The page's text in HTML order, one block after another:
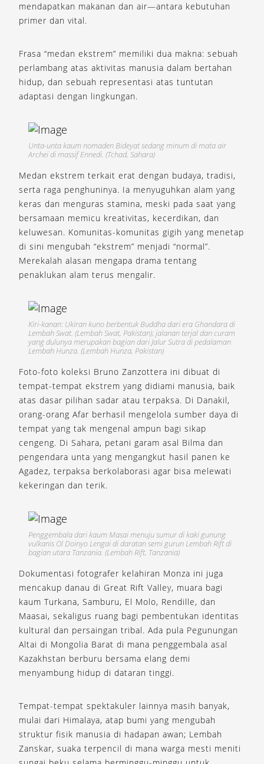
mendapatkan makanan dan air—antara kebutuhan
primer dan vital.
Frasa “medan ekstrem” memiliki dua makna: sebuah
perlambang atas aktivitas manusia dalam bertahan
hidup, dan sebuah representasi atas tuntutan
adaptasi dengan lingkungan.
Unta-unta kaum nomaden Bideyat sedang minum di mata air
Archei di massif Ennedi. (Tchad, Sahara)
Medan ekstrem terkait erat dengan budaya, tradisi,
serta raga penghuninya. Ia menyuguhkan alam yang
keras dan menguras stamina, meski pada saat yang
bersamaan memicu kreativitas, kecerdikan, dan
keluwesan. Komunitas-komunitas gigih yang menetap
di sini mengubah “ekstrem” menjadi “normal”.
Merekalah alasan mengapa drama tentang
penaklukan alam terus mengalir.
Kiri-kanan: Ukiran kuno berbentuk Buddha dari era Ghandara di
Lembah Swat. (Lembah Swat, Pakistan); jalanan terjal dan curam
yang dulunya merupakan bagian dari Jalur Sutra di pedalaman
Lembah Hunza. (Lembah Hunza, Pakistan)
Foto-foto koleksi Bruno Zanzottera ini dibuat di
tempat-tempat ekstrem yang didiami manusia, baik
atas dasar pilihan sadar atau terpaksa. Di Danakil,
orang-orang Afar berhasil mengelola sumber daya di
tempat yang tak mengenal ampun bagi sikap
cengeng. Di Sahara, petani garam asal Bilma dan
pengendara unta yang mengangkut hasil panen ke
Agadez, terpaksa berkolaborasi agar bisa melewati
kekeringan dan terik.
Penggembala dari kaum Masai menuju sumur di kaki gunung
vulkanis Ol Doinyo Lengai di daratan semi gurun Lembah Rift di
bagian utara Tanzania. (Lembah Rift, Tanzania)
Dokumentasi fotografer kelahiran Monza ini juga
mencakup danau di Great Rift Valley, muara bagi
kaum Turkana, Samburu, El Molo, Rendille, dan
Maasai, sekaligus ruang bagi pembentukan identitas
kultural dan persaingan tribal. Ada pula Pegunungan
Altai di Mongolia Barat di mana penggembala asal
Kazakhstan berburu bersama elang demi
menyambung hidup di dataran tinggi.
Tempat-tempat spektakuler lainnya masih banyak,
mulai dari Himalaya, atap bumi yang mengubah
struktur fisik manusia di hadapan awan; Lembah
Zanskar, suaka terpencil di mana warga mesti meniti